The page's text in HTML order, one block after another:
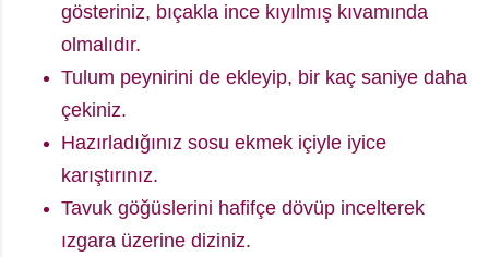
gösteriniz, bıçakla ince kıyılmış kıvamında
olmalıdır.
Tulum peynirini de ekleyip, bir kaç saniye daha
çekiniz.
Hazırladığınız sosu ekmek içiyle iyice
karıştırınız.
Tavuk göğüslerini hafifçe dövüp incelterek
ızgara üzerine diziniz.